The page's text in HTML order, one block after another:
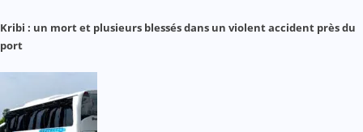
Kribi : un mort et plusieurs blessés dans un violent accident près du
port